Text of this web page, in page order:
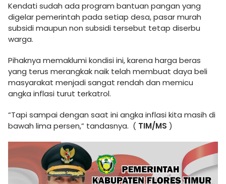
Kendati sudah ada program bantuan pangan yang
digelar pemerintah pada setiap desa, pasar murah
subsidi maupun non subsidi tersebut tetap diserbu
warga.
Pihaknya memaklumi kondisi ini, karena harga beras
yang terus merangkak naik telah membuat daya beli
masyarakat menjadi sangat rendah dan memicu
angka inflasi turut terkatrol.
“Tapi sampai dengan saat ini angka inflasi kita masih di
bawah lima persen,” tandasnya. ( TIM/MS )